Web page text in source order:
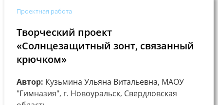
Проектная работа
Творческий проект
«Солнцезащитный зонт, связанный
крючком»
Автор: Кузьмина Ульяна Витальевна, МАОУ
"Гимназия", г. Новоуральск, Свердловская